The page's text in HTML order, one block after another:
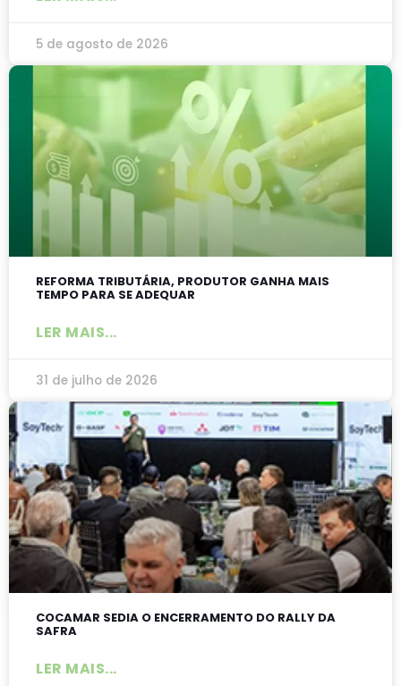
5 de agosto de 2026
REFORMA TRIBUTÁRIA, PRODUTOR GANHA MAIS
TEMPO PARA SE ADEQUAR
LER MAIS...
31 de julho de 2026
COCAMAR SEDIA O ENCERRAMENTO DO RALLY DA
SAFRA
LER MAIS...